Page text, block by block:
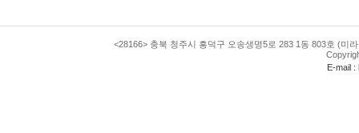
<28166> 충북 청주시 흥덕구 오송생명5로 283 1동 803호 (미
E-mail :